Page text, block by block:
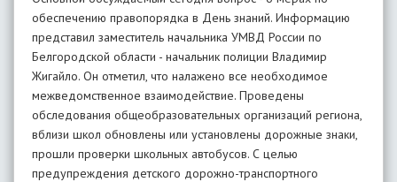
обеспечению правопорядка в День знаний. Информацию
представил заместитель начальника УМВД России по
Белгородской области - начальник полиции Владимир
Жигайло. Он отметил, что налажено все необходимое
межведомственное взаимодействие. Проведены
обследования общеобразовательных организаций региона,
вблизи школ обновлены или установлены дорожные знаки,
прошли проверки школьных автобусов. С целью
предупреждения детского дорожно-транспортного